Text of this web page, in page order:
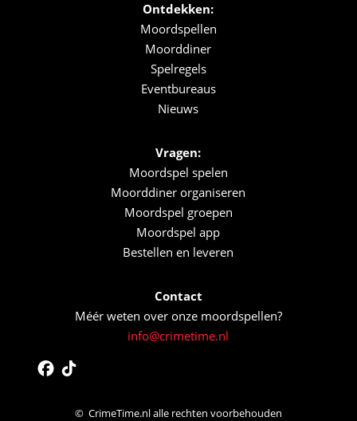
Ontdekken:
Moordspellen
Moorddiner
Spelregels
Eventbureaus
Nieuws
Vragen:
Moordspel spelen
Moorddiner organiseren
Moordspel groepen
Moordspel app
Bestellen en leveren
Contact
Méér weten over onze moordspellen?
info@crimetime.nl
© CrimeTime.nl alle rechten voorbehouden